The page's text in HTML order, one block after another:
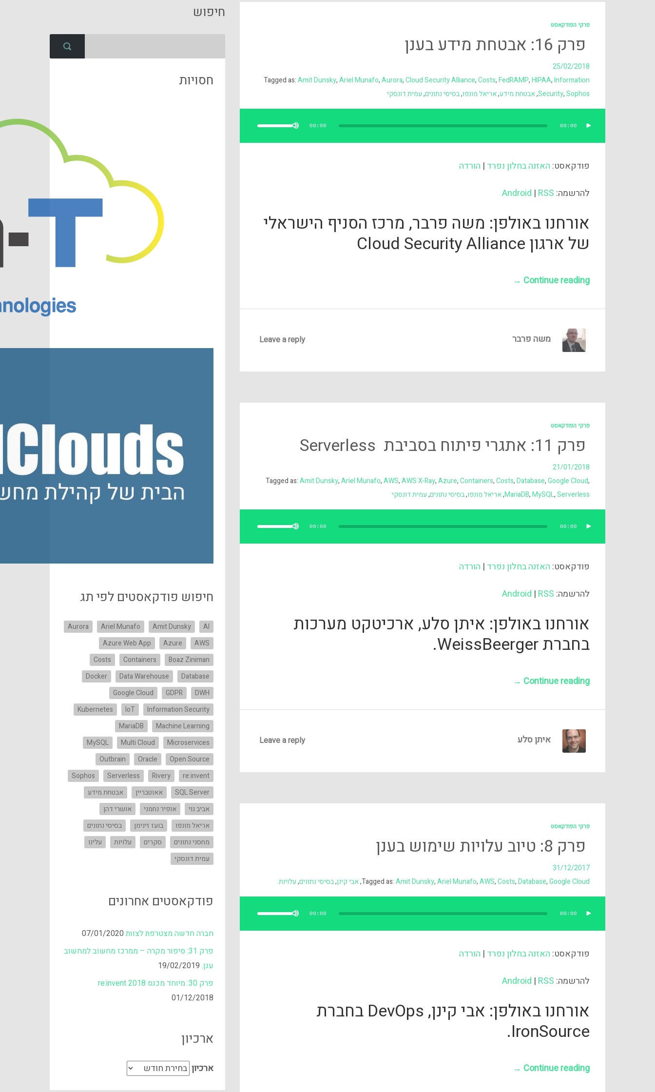
פרקי הפודקאסט
פרק 16: אבטחת מידע בענן
25/02/2018
Tagged as:Amit Dunsky,Ariel Munafo,Aurora,Cloud Security Alliance,Costs,FedRAMP,HIPAA,Information
Security,Sophos
,אבטחת מידע,אריאל מונפו,בסיסי נתונים,עמית דונסקי
00:00
00:00
השתמש
כדי
להנמיך
פודקאסט: האזנה בחלון נפרד | הורדה
להרשמה: Android | RSS
אורחנו באולפן: משה פרבר, מרכז הסניף הישראלי
של ארגון Cloud Security Alliance
Continue reading
→
Leave a reply משה פרבר
פרקי הפודקאסט
פרק 11: אתגרי פיתוח בסביבת Serverless
21/01/2018
Tagged as:Amit Dunsky,Ariel Munafo,AWS,AWS X-Ray,Azure,Containers,Costs,Database,Google Cloud,
MariaDB,MySQL,Serverless
,אריאל מונפו,בסיסי נתונים,עמית דונסקי
00:00
00:00
השתמש
כדי
להנמיך
פודקאסט: האזנה בחלון נפרד | הורדה
להרשמה: Android | RSS
אורחנו באולפן: איתן סלע, ארכיטקט מערכות
בחברת WeissBeerger.
Continue reading
→
Leave a reply איתן סלע
פרקי הפודקאסט
פרק 8: טיוב עלויות שימוש בענן
31/12/2017
Tagged as:Amit Dunsky,Ariel Munafo,AWS,Costs,Database,Google Cloud
,אבי קינן,בסיסי נתונים,עלויות
00:00
00:00
השתמש
כדי
להנמיך
פודקאסט: האזנה בחלון נפרד | הורדה
להרשמה: Android | RSS
אורחנו באולפן: אבי קינן, DevOps בחברת
IronSource.
Continue reading
→
חיפוש
חסויות
חיפוש פודקאסטים לפי תג
AI
Amit Dunsky
Ariel Munafo
Aurora
AWS
Azure
Azure Web App
Boaz Ziniman
Containers
Costs
Database
Data Warehouse
Docker
DWH
GDPR
Google Cloud
Information Security
IoT
Kubernetes
Machine Learning
MariaDB
Microservices
Multi Cloud
MySQL
Open Source
Oracle
Outbrain
re:invent
Rivery
Serverless
Sophos
SQL Server
אאוטבריין
אבטחת מידע
אביב נוי
אופיר נחמני
אושרי דהן
אריאל מונפו
בועז זינימן
בסיסי נתונים
מחסני נתונים
סקרים עלויות
עלינו
עמית דונסקי
פודקאסטים אחרונים
חברה חדשה מצטרפת לצוות07/01/2020
פרק 31: סיפור מקרה – ממרכז מחשוב למחשוב
ענן. 19/02/2019
פרק 30: מיוחד מכנס re:invent 2018
01/12/2018
ארכיון
ארכיון